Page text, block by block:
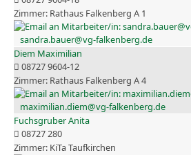
Rathaus Falkenberg A 1
sandra.bauer@vg-falkenberg.de
Diem Maximilian
08727 9604-12
Rathaus Falkenberg A 4
maximilian.diem@vg-falkenberg.de
Fuchsgruber Anita
08727 280
KiTa Taufkirchen